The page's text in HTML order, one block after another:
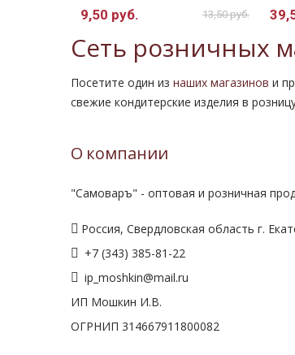
9,50 руб. 13,50 руб.
Сеть розничных
Посетите один из наших магазинов и
свежие кондитерские изделия в
О компании
"Самоваръ" - оптовая и розничная
Россия, Свердловская область г.
+7 (343) 385-81-22
ip_moshkin@mail.ru
ИП Мошкин И.В.
ОГРНИП 314667911800082